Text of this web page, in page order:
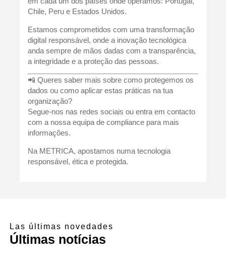
Chile, Peru e Estados Unidos.
Estamos comprometidos com uma transformação
digital responsável, onde a inovação tecnológica
anda sempre de mãos dadas com a transparência,
a integridade e a proteção das pessoas.
📲 Queres saber mais sobre como protegemos os
dados ou como aplicar estas práticas na tua
organização?
Segue-nos nas redes sociais ou entra em contacto
com a nossa equipa de compliance para mais
informações.
Na METRICA, apostamos numa tecnologia
responsável, ética e protegida.
Las últimas novedades
Últimas notícias